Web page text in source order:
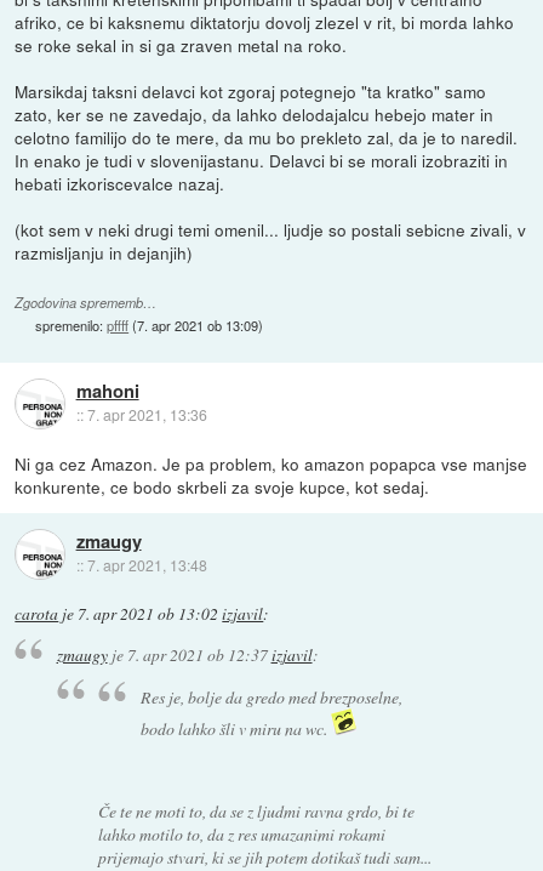
afriko, ce bi kaksnemu diktatorju dovolj zlezel v rit, bi morda lahko
se roke sekal in si ga zraven metal na roko.
Marsikdaj taksni delavci kot zgoraj potegnejo "ta kratko" samo
zato, ker se ne zavedajo, da lahko delodajalcu hebejo mater in
celotno familijo do te mere, da mu bo prekleto zal, da je to naredil.
In enako je tudi v slovenijastanu. Delavci bi se morali izobraziti in
hebati izkoriscevalce nazaj.
(kot sem v neki drugi temi omenil... ljudje so postali sebicne zivali, v
razmisljanju in dejanjih)
Zgodovina sprememb…
spremenilo:pffff(7. apr 2021 ob 13:09)
mahoni
::7. apr 2021, 13:36
Ni ga cez Amazon. Je pa problem, ko amazon popapca vse manjse
konkurente, ce bodo skrbeli za svoje kupce, kot sedaj.
zmaugy
::7. apr 2021, 13:48
carota je 7. apr 2021 ob 13:02 izjavil:
zmaugyje 7. apr 2021 ob 12:37izjavil:
Res je, bolje da gredo med brezposelne,
bodo lahko šli v miru na wc.
Če te ne moti to, da se z ljudmi ravna grdo, bi te
lahko motilo to, da z res umazanimi rokami
prijemajo stvari, ki se jih potem dotikaš tudi sam...